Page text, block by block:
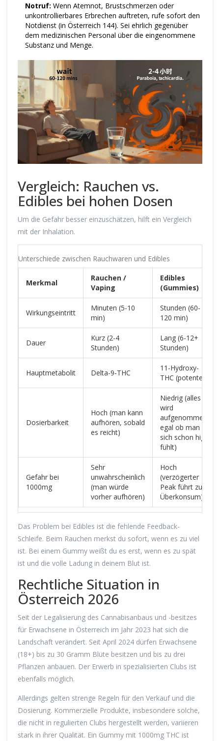
Notruf: Wenn Atemnot, Brustschmerzen oder
unkontrollierbares Erbrechen auftreten, rufe sofort den
Notdienst (in Österreich 144). Sei ehrlich gegenüber
dem medizinischen Personal über die eingenommene
Substanz und Menge.
Vergleich: Rauchen vs.
Edibles bei hohen Dosen
Um die Gefahr besser einzuschätzen, hilft ein Vergleich
mit der Inhalation.
Unterschiede zwischen Rauchwaren und Edibles
Merkmal
Rauchen /
Vaping
Edibles
(Gummies)
Wirkungseintritt
Minuten (5-10
min)
Stunden (60-
120 min)
Dauer
Kurz (2-4
Stunden)
Lang (6-12+
Stunden)
Hauptmetabolit Delta-9-THC
11-Hydroxy-
THC (potenter)
Dosierbarkeit
Hoch (man kann
aufhören, sobald
es reicht)
Niedrig (alles
wird
aufgenommen,
egal ob man
sich schon high
fühlt)
Gefahr bei
1000mg
Sehr
unwahrscheinlich
(man würde
vorher aufhören)
Hoch
(verzögerter
Peak führt zu
Überkonsum)
Das Problem bei Edibles ist die fehlende Feedback-
Schleife. Beim Rauchen merkst du sofort, wenn es zu viel
ist. Bei einem Gummy weißt du es erst, wenn es zu spät
ist und die volle Ladung in deinem Blut ist.
Rechtliche Situation in
Österreich 2026
Seit der Legalisierung des Cannabisanbaus und -besitzes
für Erwachsene in Österreich im Jahr 2023 hat sich die
Landschaft verändert. Seit April 2024 dürfen Erwachsene
(18+) bis zu 30 Gramm Blüte besitzen und bis zu drei
Pflanzen anbauen. Der Erwerb in spezialisierten Clubs ist
ebenfalls möglich.
Allerdings gelten strenge Regeln für den Verkauf und die
Dosierung. Kommerzielle Produkte, insbesondere solche,
die nicht in regulierten Clubs hergestellt werden, variieren
stark in ihrer Qualität. Ein Gummy mit 1000mg THC ist